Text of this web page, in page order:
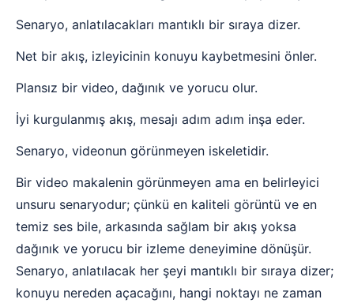
Senaryo, anlatılacakları mantıklı bir sıraya dizer.
Net bir akış, izleyicinin konuyu kaybetmesini önler.
Plansız bir video, dağınık ve yorucu olur.
İyi kurgulanmış akış, mesajı adım adım inşa eder.
Senaryo, videonun görünmeyen iskeletidir.
Bir video makalenin görünmeyen ama en belirleyici
unsuru senaryodur; çünkü en kaliteli görüntü ve en
temiz ses bile, arkasında sağlam bir akış yoksa
dağınık ve yorucu bir izleme deneyimine dönüşür.
Senaryo, anlatılacak her şeyi mantıklı bir sıraya dizer;
konuyu nereden açacağını, hangi noktayı ne zaman